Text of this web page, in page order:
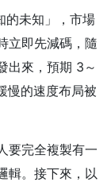
的未知」，市場
立即先減碼，隨
出來，預期 3～
慢的速度布局被
要完全複製有一
輯。接下來，以